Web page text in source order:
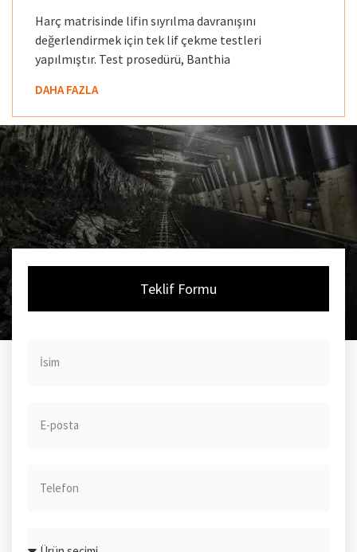
Harç matrisinde lifin sıyrılma davranışını
değerlendirmek için tek lif çekme testleri
yapılmıştır. Test prosedürü, Banthia
DAHA FAZLA
Teklif Formu